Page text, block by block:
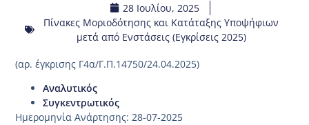
28 Ιουλίου, 2025
Πίνακες Μοριοδότησης και Κατάταξης Υποψήφιων
μετά από Ενστάσεις (Εγκρίσεις 2025)
(αρ. έγκρισης Γ4α/Γ.Π.14750/24.04.2025)
Αναλυτικός
Συγκεντρωτικός
Ημερομηνία Ανάρτησης: 28-07-2025